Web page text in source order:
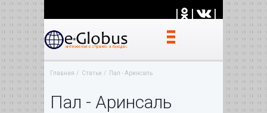
| | |
Главная Статьи Пал - Аринсаль
Пал - Аринсаль